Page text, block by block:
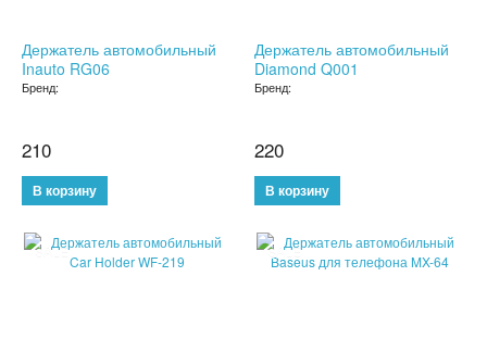
ТОВАРЫ ДЛЯ КУХНИ
ТЕРМОСЫ
ТЕРМОКРУЖКИ
ТОВАРЫ ДЛЯ САДА
Держатель автомобильный
Inauto RG06
Бренд:
210
Держатель автомобильный
Diamond Q001
Бренд:
220
SALE SALE